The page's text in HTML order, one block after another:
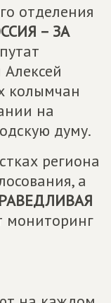
отделения
– ЗА
колымчан
на
думу.
региона
а
мониторинг